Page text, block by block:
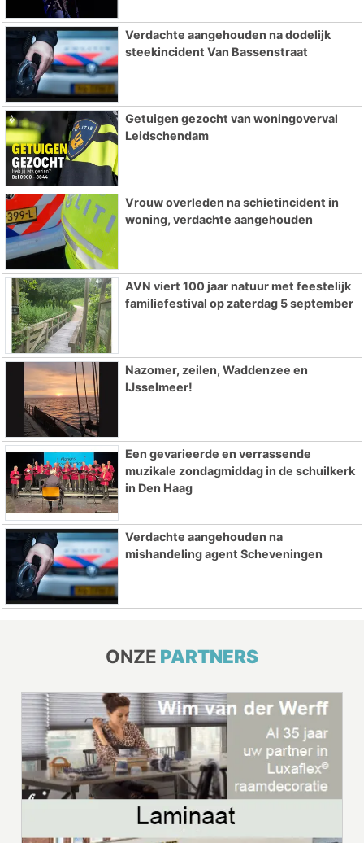
Verdachte aangehouden na dodelijk
steekincident Van Bassenstraat
Getuigen gezocht van woningoverval
Leidschendam
Vrouw overleden na schietincident in
woning, verdachte aangehouden
AVN viert 100 jaar natuur met feestelijk
familiefestival op zaterdag 5 september
Nazomer, zeilen, Waddenzee en
IJsselmeer!
Een gevarieerde en verrassende
muzikale zondagmiddag in de schuilkerk
in Den Haag
Verdachte aangehouden na
mishandeling agent Scheveningen
ONZE PARTNERS